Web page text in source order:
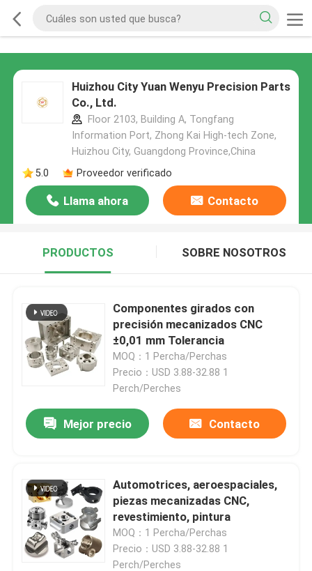
Huizhou City Yuan Wenyu Precision Parts
Co., Ltd.
Floor 2103, Building A, Tongfang
Information Port, Zhong Kai High-tech Zone,
Huizhou City, Guangdong Province,China
5.0
Proveedor verificado
Llama ahora Contacto
PRODUCTOS SOBRE NOSOTROS
Componentes girados con
precisión mecanizados CNC
±0,01 mm Tolerancia
MOQ：1 Percha/Perchas
Precio：USD 3.88-32.88 1
Perch/Perches
Mejor precio Contacto
Automotrices, aeroespaciales,
piezas mecanizadas CNC,
revestimiento, pintura
MOQ：1 Percha/Perchas
Precio：USD 3.88-32.88 1
Perch/Perches